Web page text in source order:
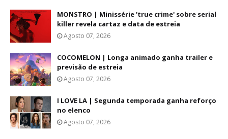
MONSTRO | Minissérie 'true crime' sobre serial
killer revela cartaz e data de estreia
Agosto 07, 2026
COCOMELON | Longa animado ganha trailer e
previsão de estreia
Agosto 07, 2026
I LOVE LA | Segunda temporada ganha reforço
no elenco
Agosto 07, 2026